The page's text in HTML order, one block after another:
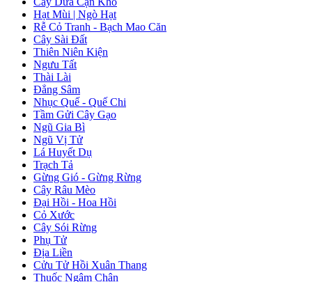
Hạt Mùi | Ngò Hạt
Rễ Cỏ Tranh - Bạch Mao Căn
Cây Sài Đất
Thiên Niên Kiện
Ngưu Tất
Thài Lài
Đẳng Sâm
Nhục Quế - Quế Chi
Tầm Gửi Cây Gạo
Ngũ Gia Bì
Ngũ Vị Tử
Lá Huyết Dụ
Trạch Tả
Gừng Gió - Gừng Rừng
Cây Râu Mèo
Đại Hồi - Hoa Hồi
Cỏ Xước
Cây Sói Rừng
Phụ Tử
Địa Liền
Cửu Tử Hồi Xuân Thang
Thuốc Ngâm Chân